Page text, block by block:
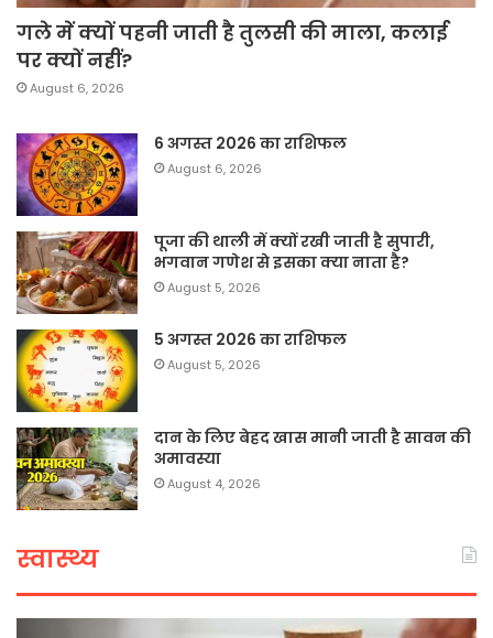
गले में क्यों पहनी जाती है तुलसी की माला, कलाई
पर क्यों नहीं?
August 6, 2026
6 अगस्त 2026 का राशिफल
August 6, 2026
पूजा की थाली में क्यों रखी जाती है सुपारी,
भगवान गणेश से इसका क्या नाता है?
August 5, 2026
5 अगस्त 2026 का राशिफल
August 5, 2026
दान के लिए बेहद खास मानी जाती है सावन की
अमावस्या
August 4, 2026
स्वास्थ्य